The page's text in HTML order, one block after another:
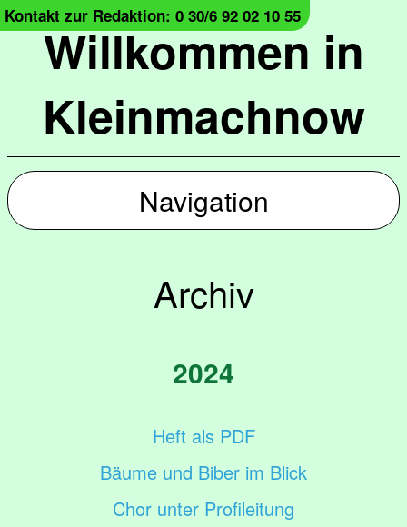
Willkommen in
Kleinmachnow
Kontakt zur Redaktion: 0 30/6 92 02 10 55
Navigation
Archiv
2024
Heft als PDF
Bäume und Biber im Blick
Chor unter Profileitung